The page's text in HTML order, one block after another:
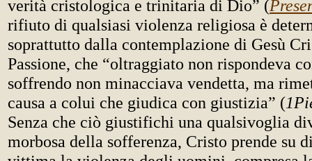
verità cristologica e trinitaria di Dio” (
rifiuto di qualsiasi violenza religiosa è
soprattutto dalla contemplazione di Gesù
Passione, che “oltraggiato non rispondeva
soffrendo non minacciava vendetta, ma
causa a colui che giudica con giustizia” (
Senza che ciò giustifichi una qualsivoglia
morbosa della sofferenza, Cristo prende su